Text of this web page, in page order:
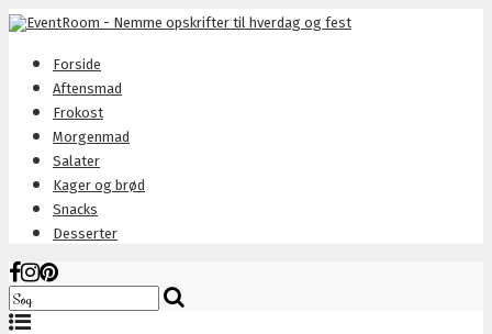
Forside
Aftensmad
Frokost
Morgenmad
Salater
Kager og brød
Snacks
Desserter